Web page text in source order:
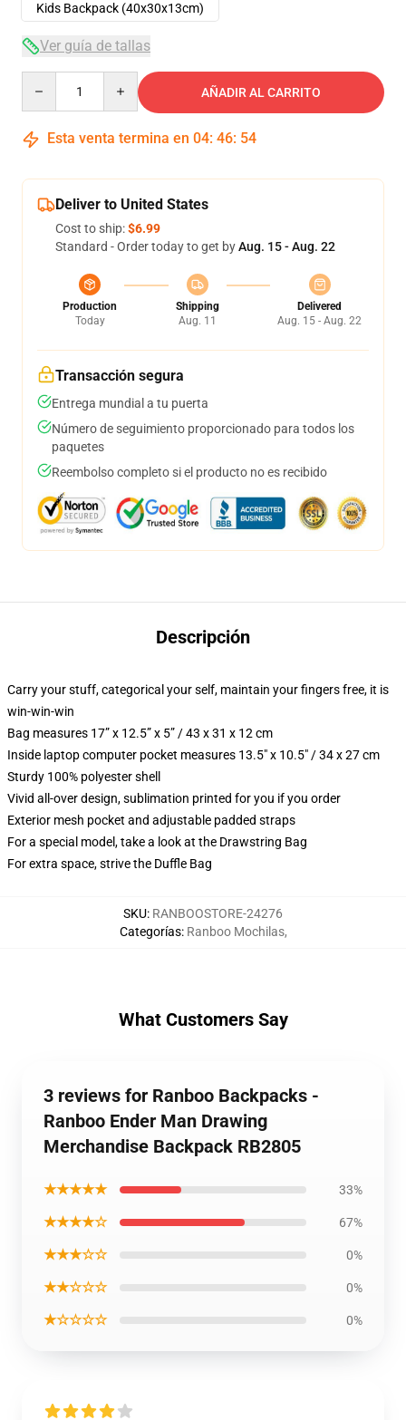
Kids Backpack (40x30x13cm)
Ver guía de tallas
AÑADIR AL CARRITO
Esta venta termina en 04: 46: 54
Deliver to United States
Cost to ship:$6.99
Standard - Order today to get byAug. 15 - Aug. 22
Production
Today
Shipping
Aug. 11
Delivered
Aug. 15 - Aug. 22
Transacción segura
Entrega mundial a tu puerta
Número de seguimiento proporcionado para todos los
paquetes
Reembolso completo si el producto no es recibido
Descripción
Carry your stuff, categorical your self, maintain your fingers free, it is
win-win-win
Bag measures 17” x 12.5” x 5” / 43 x 31 x 12 cm
Inside laptop computer pocket measures 13.5" x 10.5" / 34 x 27 cm
Sturdy 100% polyester shell
Vivid all-over design, sublimation printed for you if you order
Exterior mesh pocket and adjustable padded straps
For a special model, take a look at the Drawstring Bag
For extra space, strive the Duffle Bag
SKU: RANBOOSTORE-24276
Categorías: Ranboo Mochilas,
What Customers Say
3 reviews for Ranboo Backpacks -
Ranboo Ender Man Drawing
Merchandise Backpack RB2805
★★★★★ 33%
★★★★☆ 67%
★★★☆☆ 0%
★★☆☆☆ 0%
★☆☆☆☆ 0%